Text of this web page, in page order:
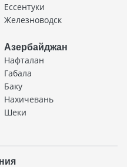
Ессентуки
Железноводск
Азербайджан
Нафталан
Габала
Баку
Нахичевань
Шеки